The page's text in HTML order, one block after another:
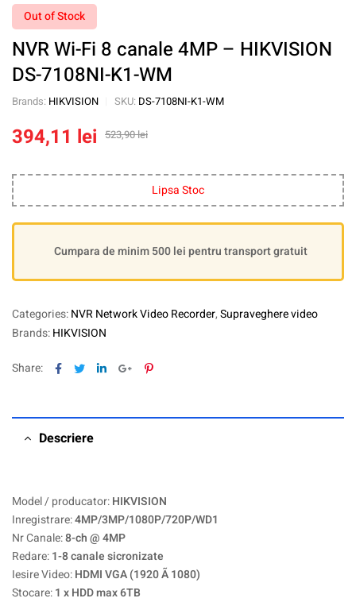
Out of Stock
NVR Wi-Fi 8 canale 4MP – HIKVISION
DS-7108NI-K1-WM
Brands: HIKVISION SKU: DS-7108NI-K1-WM
523,90lei
394,11 lei
Lipsa Stoc
Cumpara de minim 500 lei pentru transport gratuit
Categories:NVR Network Video Recorder,Supraveghere video
Brands:HIKVISION
Share: Facebook
TwitterLinkedinGoogle+Pinterest
Descriere
Model / producator:HIKVISION
Inregistrare:4MP/3MP/1080P/720P/WD1
Nr Canale:8-ch @ 4MP
Redare:1-8 canale sicronizate
Iesire Video:HDMI VGA (1920 Ã 1080)
Stocare:1 x HDD max 6TB